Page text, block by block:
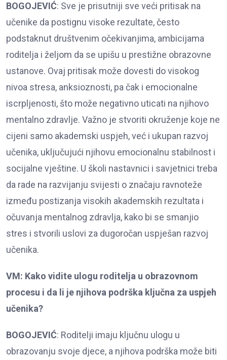
BOGOJEVIĆ: Sve je prisutniji sve veći pritisak na
učenike da postignu visoke rezultate, često
podstaknut društvenim očekivanjima, ambicijama
roditelja i željom da se upišu u prestižne obrazovne
ustanove. Ovaj pritisak može dovesti do visokog
nivoa stresa, anksioznosti, pa čak i emocionalne
iscrpljenosti, što može negativno uticati na njihovo
mentalno zdravlje. Važno je stvoriti okruženje koje ne
cijeni samo akademski uspjeh, već i ukupan razvoj
učenika, uključujući njihovu emocionalnu stabilnost i
socijalne vještine. U školi nastavnici i savjetnici treba
da rade na razvijanju svijesti o značaju ravnoteže
između postizanja visokih akademskih rezultata i
očuvanja mentalnog zdravlja, kako bi se smanjio
stres i stvorili uslovi za dugoročan uspješan razvoj
učenika.
VM: Kako vidite ulogu roditelja u obrazovnom
procesu i da li je njihova podrška ključna za uspjeh
učenika?
BOGOJEVIĆ: Roditelji imaju ključnu ulogu u
obrazovanju svoje djece, a njihova podrška može biti